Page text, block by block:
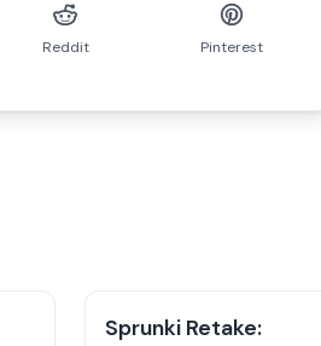
Reddit Pinterest
Sprunki Retake: